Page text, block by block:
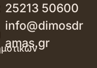
25213 50600
info@dimosdr
amas.gr